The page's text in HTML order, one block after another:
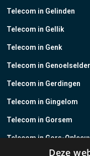
Telecom in Gelinden
Telecom in Gellik
Telecom in Genk
Telecom in
Telecom in Gerdingen
Telecom in Gingelom
Telecom in Gorsem
Telecom in Gors-
Deze